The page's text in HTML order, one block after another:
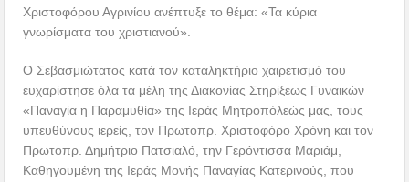
Χριστοφόρου Αγρινίου ανέπτυξε το θέμα: «Τα κύρια
γνωρίσματα του χριστιανού».
Ο Σεβασμιώτατος κατά τον καταληκτήριο χαιρετισμό του
ευχαρίστησε όλα τα μέλη της Διακονίας Στηρίξεως Γυναικών
«Παναγία η Παραμυθία» της Ιεράς Μητροπόλεώς μας, τους
υπευθύνους ιερείς, τον Πρωτοπρ. Χριστοφόρο Χρόνη και τον
Πρωτοπρ. Δημήτριο Πατσιαλό, την Γερόντισσα Μαριάμ,
Καθηγουμένη της Ιεράς Μονής Παναγίας Κατερινούς, που